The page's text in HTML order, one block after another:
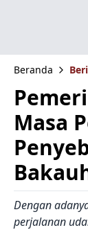
Beranda
Masa
Dengan
perjalanan